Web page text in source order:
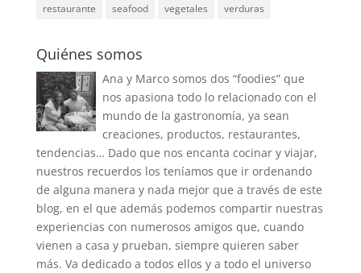
restaurante
seafood vegetales verduras
Quiénes somos
Ana y Marco somos dos “foodies” que
nos apasiona todo lo relacionado con el
mundo de la gastronomía, ya sean
creaciones, productos, restaurantes,
tendencias… Dado que nos encanta cocinar y viajar,
nuestros recuerdos los teníamos que ir ordenando
de alguna manera y nada mejor que a través de este
blog, en el que además podemos compartir nuestras
experiencias con numerosos amigos que, cuando
vienen a casa y prueban, siempre quieren saber
más. Va dedicado a todos ellos y a todo el universo